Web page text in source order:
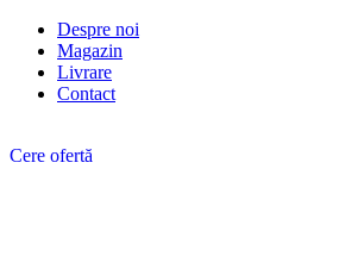
Despre noi
Magazin
Livrare
Contact
Cere ofertă